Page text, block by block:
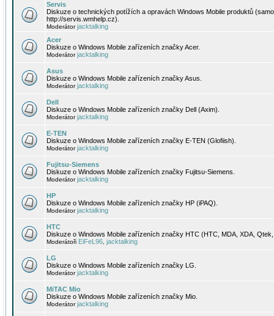
Servis
Diskuze o technických potížích a opravách Windows Mobile produktů
http://servis.wmhelp.cz).
Moderátorjacktalking
Acer
Diskuze o Windows Mobile zařízeních značky Acer.
Moderátorjacktalking
Asus
Diskuze o Windows Mobile zařízeních značky Asus.
Moderátorjacktalking
Dell
Diskuze o Windows Mobile zařízeních značky Dell (Axim).
Moderátorjacktalking
E-TEN
Diskuze o Windows Mobile zařízeních značky E-TEN (Glofiish).
Moderátorjacktalking
Fujitsu-Siemens
Diskuze o Windows Mobile zařízeních značky Fujitsu-Siemens.
Moderátorjacktalking
HP
Diskuze o Windows Mobile zařízeních značky HP (iPAQ).
Moderátorjacktalking
HTC
Diskuze o Windows Mobile zařízeních značky HTC (HTC, MDA, XDA,
Moderátoři EiFeL96 jacktalking
LG
Diskuze o Windows Mobile zařízeních značky LG.
Moderátorjacktalking
MiTAC Mio
Diskuze o Windows Mobile zařízeních značky Mio.
Moderátorjacktalking